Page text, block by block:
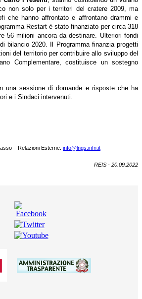
non solo per i territori del cratere 2009, ma
che hanno affrontato e affrontano drammi e
Restart è stato finanziato per circa 318
56 milioni ancora da destinare. Ulteriori fondi
bilancio 2020. Il Programma finanzia progetti
del territorio per contribuire allo sviluppo del
Complementare, costituisce un sostegno
una sessione di domande e risposte che ha
e i Sindaci intervenuti.
– Relazioni Esterne: info@lngs.infn.it
REIS - 20.09.2022